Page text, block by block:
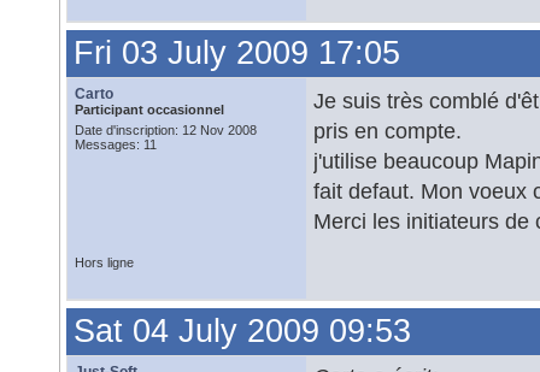
Fri 03 July 2009 17:05
Carto
Participant occasionnel
Date d'inscription: 12 Nov 2008
Messages: 11
Je suis très comblé
pris en compte.
j'utilise beaucoup
fait defaut. Mon voeux
Merci les initiateurs de
Hors ligne
Sat 04 July 2009 09:53